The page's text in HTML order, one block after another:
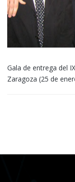
Gala de entrega del
Zaragoza (25 de